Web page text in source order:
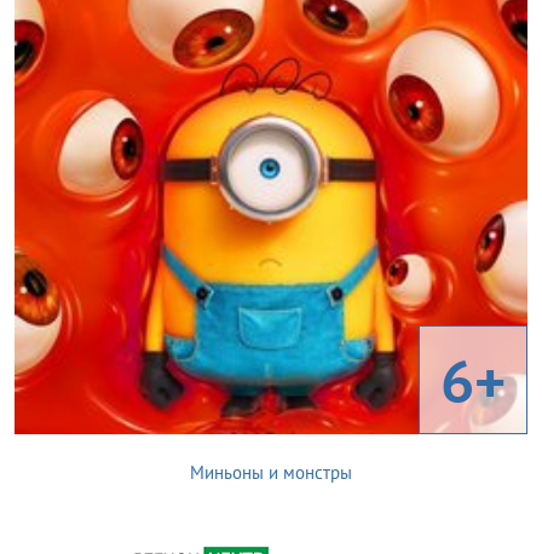
6+
Миньоны и монстры